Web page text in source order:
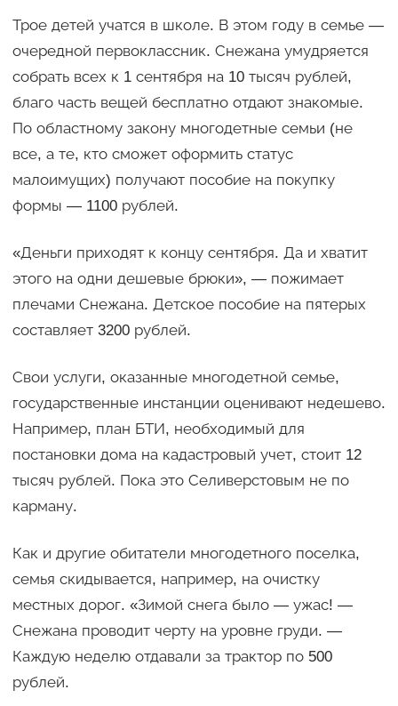
Трое детей учатся в школе. В этом году в семье —
очередной первоклассник. Снежана умудряется
собрать всех к 1 сентября на 10 тысяч рублей,
благо часть вещей бесплатно отдают знакомые.
По областному закону многодетные семьи (не
все, а те, кто сможет оформить статус
малоимущих) получают пособие на покупку
формы — 1100 рублей.
«Деньги приходят к концу сентября. Да и хватит
этого на одни дешевые брюки», — пожимает
плечами Снежана. Детское пособие на пятерых
составляет 3200 рублей.
Свои услуги, оказанные многодетной семье,
государственные инстанции оценивают недешево.
Например, план БТИ, необходимый для
постановки дома на кадастровый учет, стоит 12
тысяч рублей. Пока это Селиверстовым не по
карману.
Как и другие обитатели многодетного поселка,
семья скидывается, например, на очистку
местных дорог. «Зимой снега было — ужас! —
Снежана проводит черту на уровне груди. —
Каждую неделю отдавали за трактор по 500
рублей.